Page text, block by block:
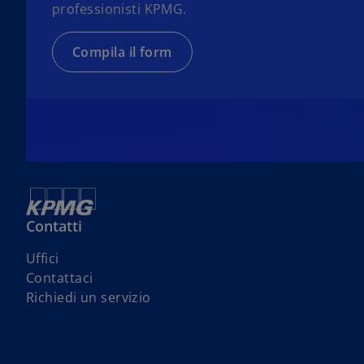
professionisti KPMG.
Compila il form
Contatti
Uffici
i
a
Contattaci
i
Richiedi un servizio